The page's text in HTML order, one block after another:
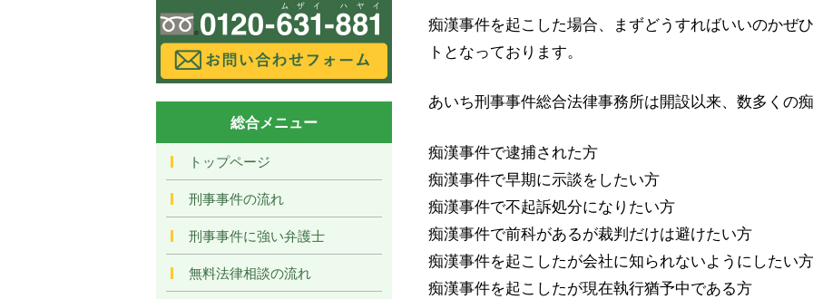
痴漢事件を起こした場合、まずどうすればいいのかぜ
トとなっております。
あいち刑事事件総合法律事務所は開設以来、数多くの
痴漢事件で逮捕された方
痴漢事件で早期に示談をしたい方
痴漢事件で不起訴処分になりたい方
痴漢事件で前科があるが裁判だけは避けたい方
痴漢事件を起こしたが会社に知られないようにしたい方
痴漢事件を起こしたが現在執行猶予中である方
総合メニュー
トップページ
刑事事件の流れ
刑事事件に強い弁護士
無料法律相談の流れ